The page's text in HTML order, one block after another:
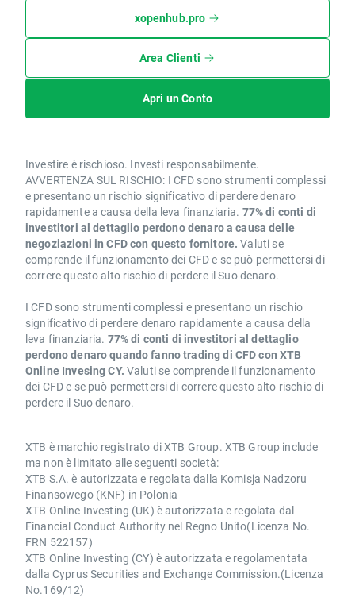
xopenhub.pro
Area Clienti
Apri un Conto
Investire è rischioso. Investi responsabilmente.
AVVERTENZA SUL RISCHIO: I CFD sono strumenti complessi
e presentano un rischio significativo di perdere denaro
rapidamente a causa della leva finanziaria. 77% di conti di
investitori al dettaglio perdono denaro a causa delle
negoziazioni in CFD con questo fornitore. Valuti se
comprende il funzionamento dei CFD e se può permettersi di
correre questo alto rischio di perdere il Suo denaro.
I CFD sono strumenti complessi e presentano un rischio
significativo di perdere denaro rapidamente a causa della
leva finanziaria. 77% di conti di investitori al dettaglio
perdono denaro quando fanno trading di CFD con XTB
Online Invesing CY. Valuti se comprende il funzionamento
dei CFD e se può permettersi di correre questo alto rischio di
perdere il Suo denaro.
XTB è marchio registrato di XTB Group. XTB Group include
ma non è limitato alle seguenti società:
XTB S.A. è autorizzata e regolata dalla Komisja Nadzoru
Finansowego (KNF) in Polonia
XTB Online Investing (UK) è autorizzata e regolata dal
Financial Conduct Authority nel Regno Unito(Licenza No.
FRN 522157)
XTB Online Investing (CY) è autorizzata e regolamentata
dalla Cyprus Securities and Exchange Commission.(Licenza
No.169/12)